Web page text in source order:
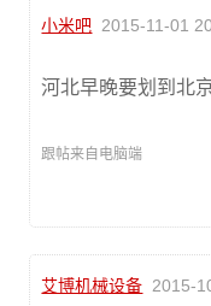
小米吧 2015-11-01
河北早晚要划到北
跟帖来自电脑端
艾博机械设备 2015-